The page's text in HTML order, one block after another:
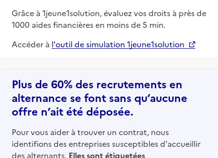
Grâce à 1jeune1solution, évaluez vos droits à près de
1000 aides financières en moins de 5 min.
Accéder à l'outil de simulation 1jeune1solution
Plus de 60% des recrutements en
alternance se font sans qu’aucune
offre n’ait été déposée.
Pour vous aider à trouver un contrat, nous
identifions des entreprises susceptibles d'accueillir
des alternants. Elles sont étiquetées